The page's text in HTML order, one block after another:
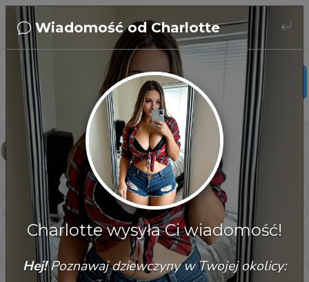
Wiadomość od Charlotte
Charlotte wysyła Ci wiadomość!
Hej!Poznawaj dziewczyny w Twojej okolicy:
Charlotte
Hey – I flirt better in messages. Wanna test me?
08/08/2026, 11:54:50